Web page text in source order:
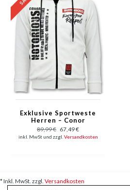
Exklusive Sportweste
Herren – Conor
Notorious
Trainingsweste –
Weiß
89,99 € 67,49 €
inkl. MwSt und zzgl. Versandkosten
* Inkl. MwSt. zzgl. Versandkosten